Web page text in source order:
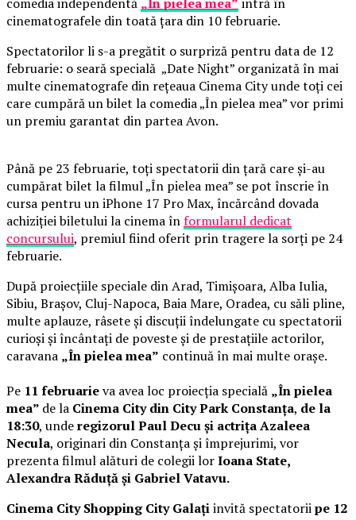
cinematografele din toată țara din 10 februarie.
Spectatorilor li s-a pregătit o surpriză pentru data de 12
februarie: o seară specială „Date Night” organizată în mai
multe cinematografe din rețeaua Cinema City unde toți cei
care cumpără un bilet la comedia „În pielea mea” vor primi
un premiu garantat din partea Avon.
Până pe 23 februarie, toți spectatorii din țară care și-au
cumpărat bilet la filmul „În pielea mea” se pot înscrie în
cursa pentru un iPhone 17 Pro Max, încărcând dovada
achiziției biletului la cinema înformularul dedicat
concursului, premiul fiind oferit prin tragere la sorți pe 24
februarie.
După proiecțiile speciale din Arad, Timișoara, Alba Iulia,
Sibiu, Brașov, Cluj-Napoca, Baia Mare, Oradea, cu săli pline,
multe aplauze, râsete și discuții îndelungate cu spectatorii
curioși și încântați de poveste și de prestațiile actorilor,
caravana „În pielea mea” continuă în mai multe orașe.
Pe 11 februarieva avea loc proiecția specială „În pielea
mea” de la Cinema City din City Park Constanța, de la
18:30, underegizorul Paul Decu și actrița Azaleea
Necula, originari din Constanța și împrejurimi, vor
prezenta filmul alături de colegii lorIoana State,
Alexandra Răduță și Gabriel Vatavu.
Cinema City Shopping City Galațiinvită spectatoriipe 12